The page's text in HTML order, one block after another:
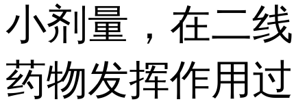
小剂量，在二线
药物发挥作用过